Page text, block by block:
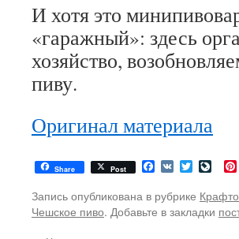
И хотя это
«гаражный»: здесь
хозяйство,
пиву.
Оригинал материала
Share Post Facebook
VK Twitter
Запись опубликована в рубрике
Чешское пиво. Добавьте в закладки